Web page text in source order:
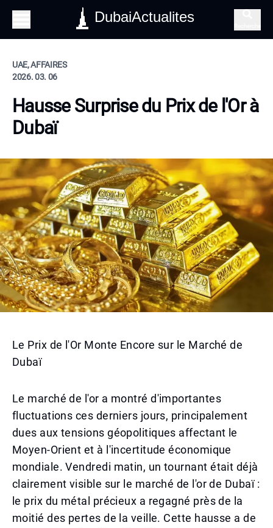
DubaiActualites
UAE, AFFAIRES
2026. 03. 06
Hausse Surprise du Prix de l'Or à
Dubaï
Le Prix de l'Or Monte Encore sur le Marché de
Dubaï
Le marché de l'or a montré d'importantes
fluctuations ces derniers jours, principalement
dues aux tensions géopolitiques affectant le
Moyen-Orient et à l'incertitude économique
mondiale. Vendredi matin, un tournant était déjà
clairement visible sur le marché de l'or de Dubaï :
le prix du métal précieux a regagné près de la
moitié des pertes de la veille. Cette hausse a de